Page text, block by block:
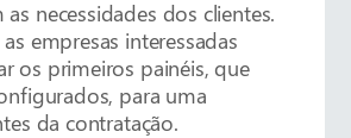
necessidades dos clientes.
empresas interessadas
os primeiros painéis, que
para uma
da contratação.